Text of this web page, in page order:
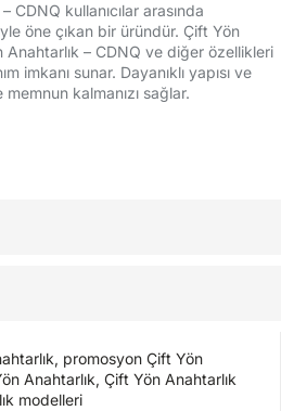
CDNQ kullanıcılar arasında
öne çıkan bir üründür. Çift Yön
Anahtarlık – CDNQ ve diğer özellikleri
imkanı sunar. Dayanıklı yapısı ve
kalmanızı sağlar.
promosyon Çift Yön
Anahtarlık, Çift Yön Anahtarlık
modelleri